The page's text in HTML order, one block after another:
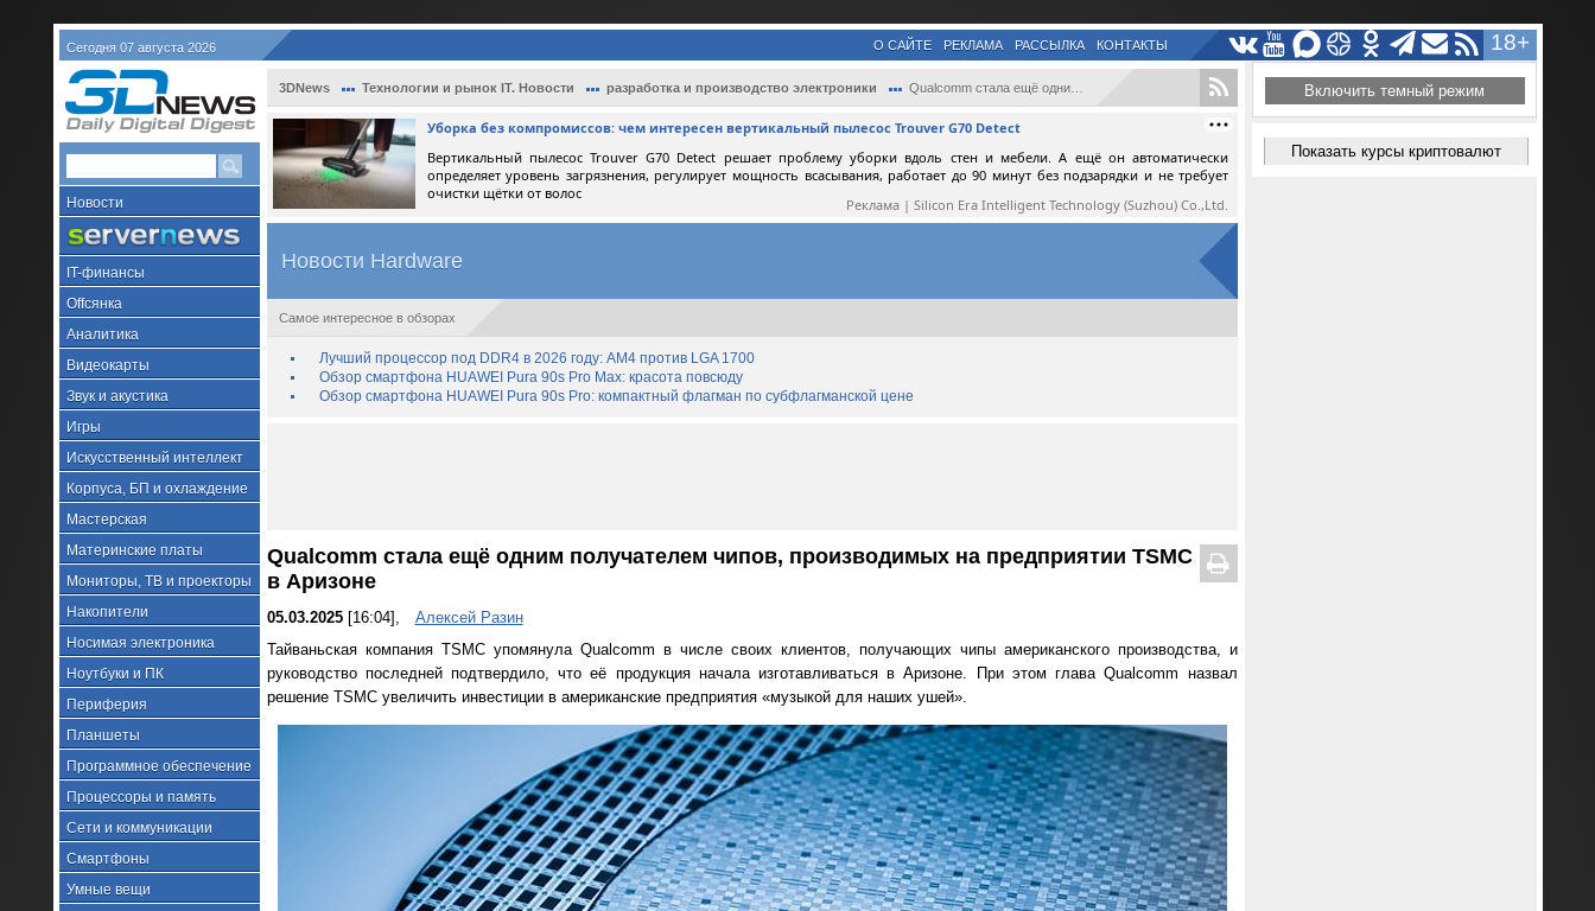
Сегодня 07 августа 2026 18+
О САЙТЕ РЕКЛАМА РАССЫЛКА КОНТАКТЫ
Новости
IT-финансы
Offсянка
Аналитика
Видеокарты
Звук и акустика
Игры
Искусственный интеллект
Корпуса, БП и охлаждение
Мастерская
Материнские платы
Мониторы, ТВ и проекторы
Накопители
Носимая электроника
Ноутбуки и ПК
Периферия
Планшеты
Программное обеспечение
Процессоры и память
Сети и коммуникации
Смартфоны
Умные вещи
3DNews Технологии и рынок IT. Новости разработка и производство электроники Qualcomm стала ещё одним получателем чип...
Уборка без компромиссов: чем интересен вертикальный пылесос Trouver G70 Detect
Вертикальный пылесос Trouver G70 Detect решает проблему уборки вдоль стен и мебели. А ещё он автоматически
определяет уровень загрязнения, регулирует мощность всасывания, работает до 90 минут без подзарядки и не требует
очистки щётки от волос
Реклама | Silicon Era Intelligent Technology (Suzhou) Co.,Ltd.
Новости Hardware
Самое интересное в обзорах
Лучший процессор под DDR4 в 2026 году: AM4 против LGA 1700
Обзор смартфона HUAWEI Pura 90s Pro Max: красота повсюду
Обзор смартфона HUAWEI Pura 90s Pro: компактный флагман по субфлагманской цене
Qualcomm стала ещё одним получателем чипов, производимых на предприятии TSMC
в Аризоне
05.03.2025[16:04],
Алексей Разин
Тайваньская компания TSMC упомянула Qualcomm в числе своих клиентов, получающих чипы американского производства, и
руководство последней подтвердило, что её продукция начала изготавливаться в Аризоне. При этом глава Qualcomm назвал
решение TSMC увеличить инвестиции в американские предприятия «музыкой для наших ушей».
Включить темный режим
Показать курсы криптовалют